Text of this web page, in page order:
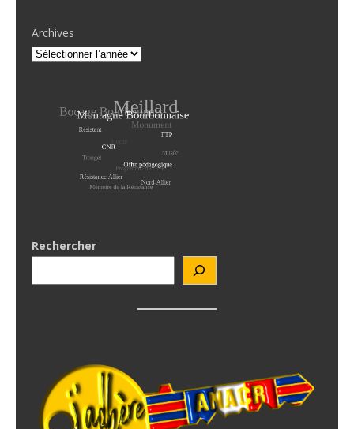
Archives
Rechercher